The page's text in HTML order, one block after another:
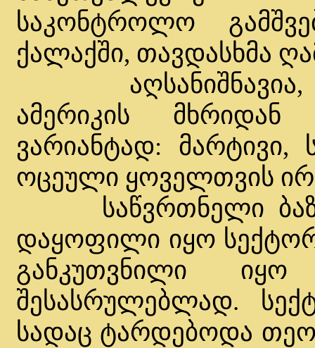
საკონტროლო
ქალაქში, თავდასხმა
აღსანიშნავია,
ამერიკის
ვარიანტად:
ოცეული ყოველთვის
საწვრთნელი ბაზის
დაყოფილი იყო
განკუთვნილი იყო
შესასრულებლად.
სადაც ტარდებოდა